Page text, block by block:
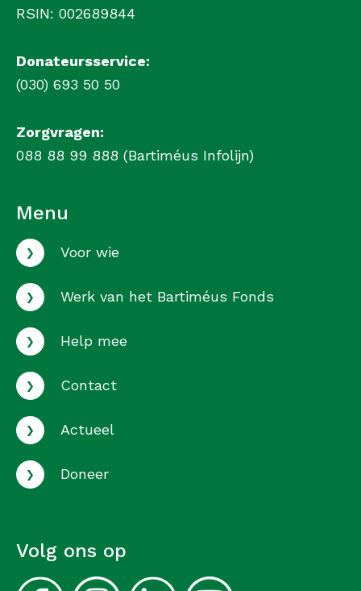
RSIN: 002689844
Donateursservice:
(030) 693 50 50
Zorgvragen:
088 88 99 888 (Bartiméus Infolijn)
Menu
› Voor wie
› Werk van het Bartiméus Fonds
› Help mee
› Contact
› Actueel
› Doneer
Volg ons op